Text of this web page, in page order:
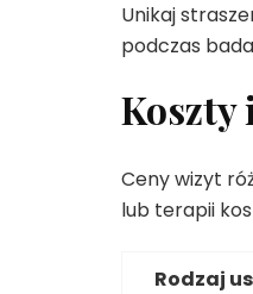
Unikaj
podczas
Ceny wizyt
lub terapii
Rodzaj